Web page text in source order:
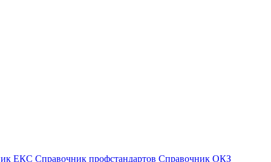
ЕКС Справочник профстандартов Справочник ОКЗ